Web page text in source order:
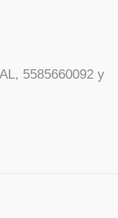
5585660092 y